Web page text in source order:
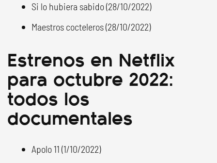
Si lo hubiera sabido (28/10/2022)
Maestros cocteleros (28/10/2022)
Estrenos en Netflix
para octubre 2022:
todos los
documentales
Apolo 11 (1/10/2022)